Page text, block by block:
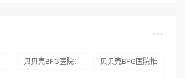
贝贝壳BFG医院：
贝贝壳BFG医院推